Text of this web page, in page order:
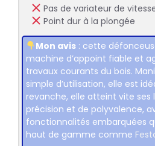
Pas de variateur de
Point dur à la plongée
Mon avis: cette
machine d’appoint fiable et
travaux courants du bois.
simple d’utilisation, elle est
revanche, elle atteint vite
précision et de polyvalence,
fonctionnalités embarquées
haut de gamme comme